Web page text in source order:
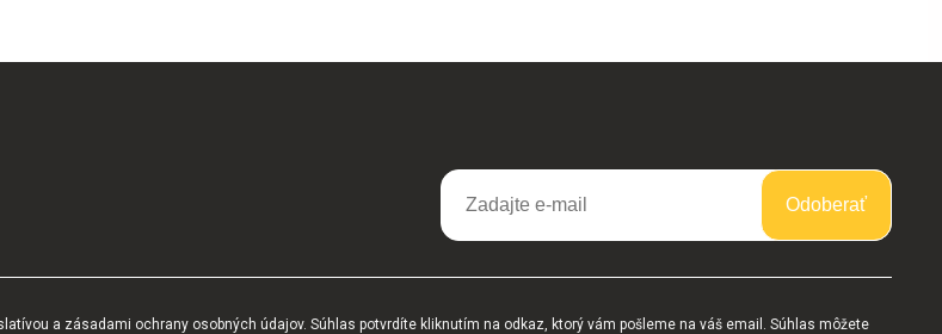
Odoberať
a zásadami ochrany osobných údajov. Súhlas potvrdíte kliknutím na odkaz, ktorý vám pošleme na váš email. Súhlas môžete